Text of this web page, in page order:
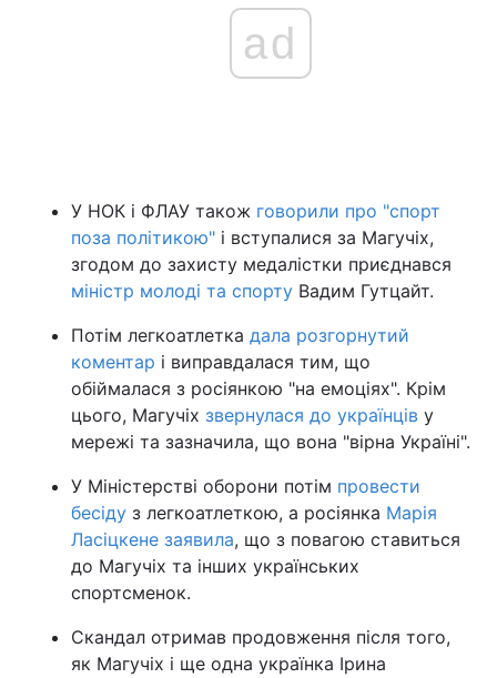
ad
У НОК і ФЛАУ також говорили про "спорт
поза політикою" і вступалися за Магучіх,
згодом до захисту медалістки приєднався
міністр молоді та спорту Вадим Гутцайт.
Потім легкоатлетка дала розгорнутий
коментар і виправдалася тим, що
обіймалася з росіянкою "на емоціях". Крім
цього, Магучіх звернулася до українців у
мережі та зазначила, що вона "вірна Україні".
У Міністерстві оборони потім провести
бесіду з легкоатлеткою, а росіянка Марія
Ласіцкене заявила, що з повагою ставиться
до Магучіх та інших українських
спортсменок.
Скандал отримав продовження після того,
як Магучіх і ще одна українка Ірина